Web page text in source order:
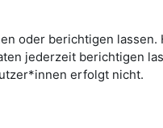
oder berichtigen lassen.
jederzeit berichtigen
erfolgt nicht.